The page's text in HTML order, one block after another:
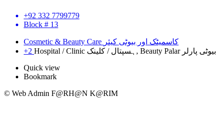
+92 332 7799779
Block # 13
Cosmetic & Beauty Care کاسمیٹک اور بیوٹی کیئر
+2
Hospital / Clinic ہسپتال / کلینک, Beauty Palar بیوٹی پارلر
Quick view
Bookmark
© Web Admin F@RH@N K@RIM